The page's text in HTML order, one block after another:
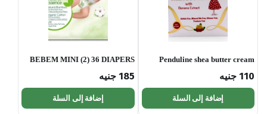
Penduline shea butter cream
110 جنيه
إضافة إلى السلة
BEBEM MINI (2) 36 DIAPERS
185 جنيه
إضافة إلى السلة